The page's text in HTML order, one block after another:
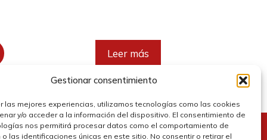
Gestionar consentimiento
las mejores experiencias, utilizamos tecnologías como las cookies
y/o acceder a la información del dispositivo. El consentimiento de
nos permitirá procesar datos como el comportamiento de
o las identificaciones únicas en este sitio. No consentir o retirar el
Leer más